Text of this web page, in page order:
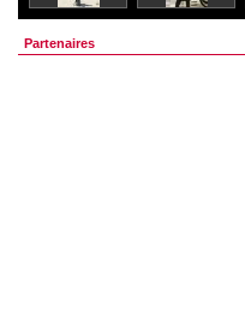
Partenaires